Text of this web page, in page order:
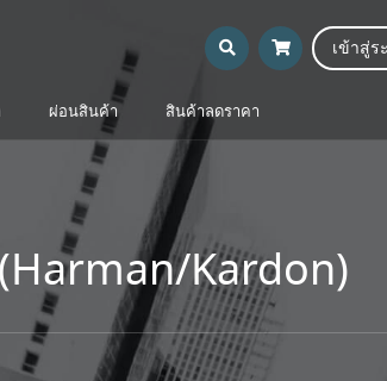
เข้าสู่
ผ่อนสินค้า สินค้าลดราคา
Kardon)